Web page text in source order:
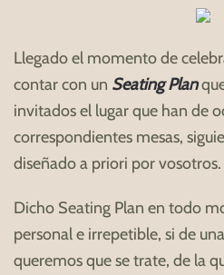
Llegado el momento de
contar con un Seating Plan
invitados el lugar que han de
correspondientes mesas,
diseñado a priori por vosotros.
Dicho Seating Plan en todo
personal e irrepetible, si de
queremos que se trate, de la